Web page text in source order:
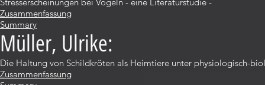
Zusammenfassung
Summary
Müller, Ulrike:
Die Haltung von Schildkröten als Heimtiere unter physiologisch-
Zusammenfassung